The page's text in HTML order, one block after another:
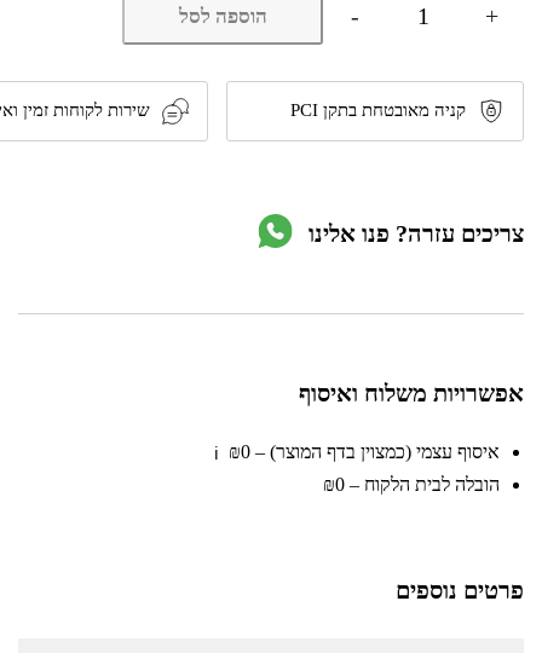
-
מזרן
ללא
קפיצים
מבית
+ הוספה לסל
קניה מאובטחת בתקן PCI שירות לקוחות זמין
צריכים עזרה? פנו אלינו
אפשרויות משלוח ואיסוף
איסוף עצמי (כמצוין בדף המוצר) – ₪0 ℹ️
הובלה לבית הלקוח – ₪0
פרטים נוספים